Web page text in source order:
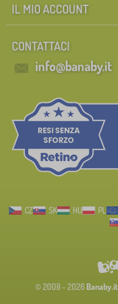
IL MIO ACCOUNT
CONTATTACI
info@banaby.it
CZ SK HU PL
© 2008 - 2026 Banaby.it